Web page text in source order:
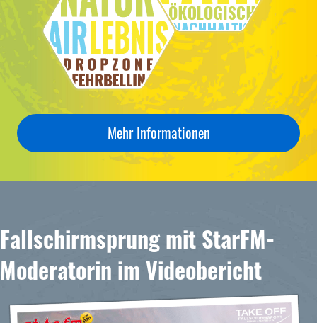
Mehr Informationen
Fallschirmsprung mit StarFM-
Moderatorin im Videobericht